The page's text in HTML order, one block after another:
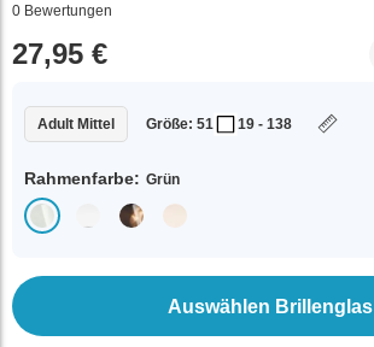
0 Bewertungen
27,95 €
Adult Mittel Größe: 51 19 - 138
Rahmenfarbe: Grün
Auswählen Brillenglas